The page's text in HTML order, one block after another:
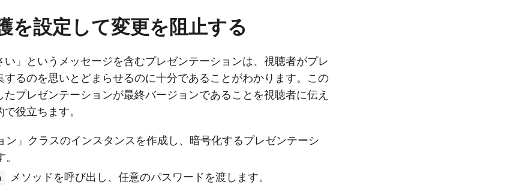
を設定して変更を阻止する
い」というメッセージを含むプレゼンテーションは、視聴者がプレ
するのを思いとどまらせるのに十分であることがわかります。この
たプレゼンテーションが最終バージョンであることを視聴者に伝え
役立ちます。
ン」クラスのインスタンスを作成し、暗号化するプレゼンテーシ
メソッドを呼び出し、任意のパスワードを渡します。